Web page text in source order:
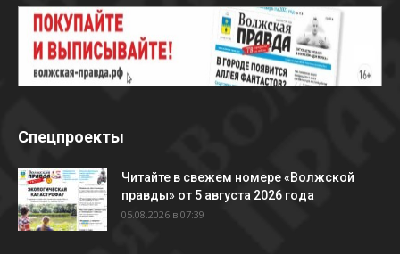
Спецпроекты
Читайте в свежем номере «Волжской
правды» от 5 августа 2026 года
05.08.2026 в 07:39